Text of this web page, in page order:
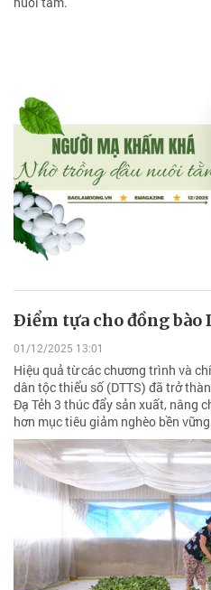
Ðiểm tựa cho đồng bào
01/12/2025 13:01
Hiệu quả từ các chương trình và
dân tộc thiểu số (DTTS) đã trở
Đạ Tẻh 3 thúc đẩy sản xuất, nâng
hơn mục tiêu giảm nghèo bền